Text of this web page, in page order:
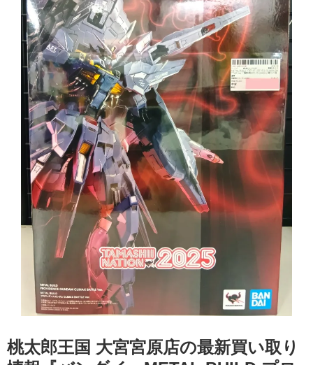
桃太郎王国 大宮宮原店の最新買い取り